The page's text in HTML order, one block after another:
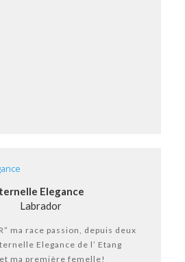
Elegance
Labrador
ma race passion, depuis deux
Elegance de l’ Etang
ma première femelle!